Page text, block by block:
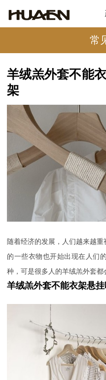
常
羊绒羔外套不能
架
随着经济的发展，人们越来越重
的一些衣物也开始出现在人们
种，可是很多人的羊绒羔外套
羊绒羔外套不能衣架悬